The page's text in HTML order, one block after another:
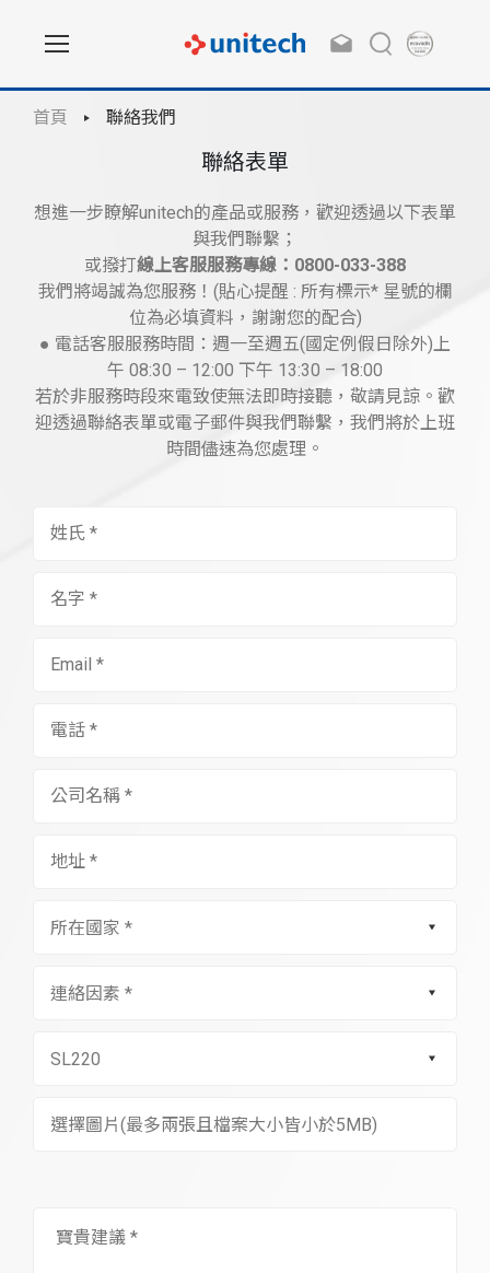
首頁 聯絡我們
聯絡表單
想進一步瞭解unitech的產品或服務，歡迎透過以下表單
與我們聯繫；
或撥打線上客服服務專線：0800-033-388
我們將竭誠為您服務！(貼心提醒 : 所有標示* 星號的欄
位為必填資料，謝謝您的配合)
● 電話客服服務時間：週一至週五(國定例假日除外)上
午 08:30 – 12:00 下午 13:30 – 18:00
若於非服務時段來電致使無法即時接聽，敬請見諒。歡
迎透過聯絡表單或電子郵件與我們聯繫，我們將於上班
時間儘速為您處理。
選擇圖片(最多兩張且檔案大小皆小於5MB)